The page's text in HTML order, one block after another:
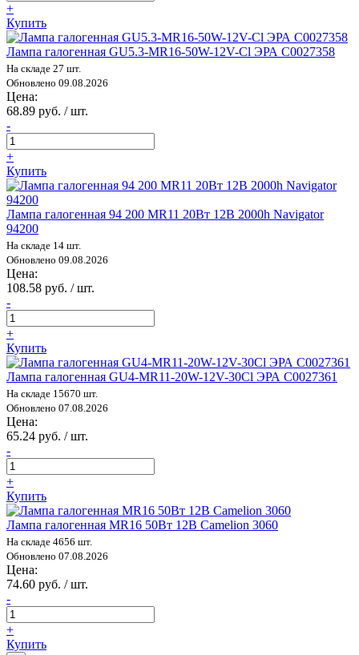
+
Купить
Лампа галогенная GU5.3-MR16-50W-12V-Cl ЭРА C0027358
На складе 27 шт.
Обновлено 09.08.2026
Цена:
68.89 руб. / шт.
-
+
Купить
Лампа галогенная 94 200 MR11 20Вт 12В 2000h Navigator
94200
На складе 14 шт.
Обновлено 09.08.2026
Цена:
108.58 руб. / шт.
-
+
Купить
Лампа галогенная GU4-MR11-20W-12V-30Cl ЭРА C0027361
На складе 15670 шт.
Обновлено 07.08.2026
Цена:
65.24 руб. / шт.
-
+
Купить
Лампа галогенная MR16 50Вт 12В Camelion 3060
На складе 4656 шт.
Обновлено 07.08.2026
Цена:
74.60 руб. / шт.
-
+
Купить